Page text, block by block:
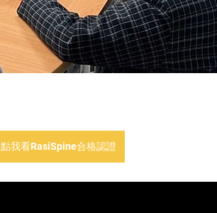
點我看RasiSpine合格認證